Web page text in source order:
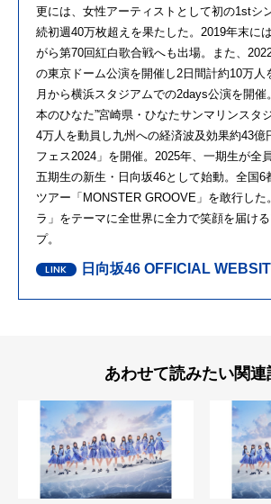
更には、女性アーティストとして初の1stシ
続初週40万枚超えを果たした。2019年末に
がら第70回紅白歌合戦へも出場。また、
の東京ドーム公演を開催し2日間計約10万人
月から横浜スタジアムでの2days公演を開催
本のひなた”宮崎県・ひなたサンマリンスタ
4万人を動員し九州への経済波及効果約43億
フェス2024」を開催。2025年、一期生が全
五期生の新生・日向坂46として始動。全国6
ツアー「MONSTER GROOVE」を敢行した
ラ」をテーマに全世界に全力で笑顔を届け
プ。
日向坂46 OFFICIAL
あわせて読みたい関連